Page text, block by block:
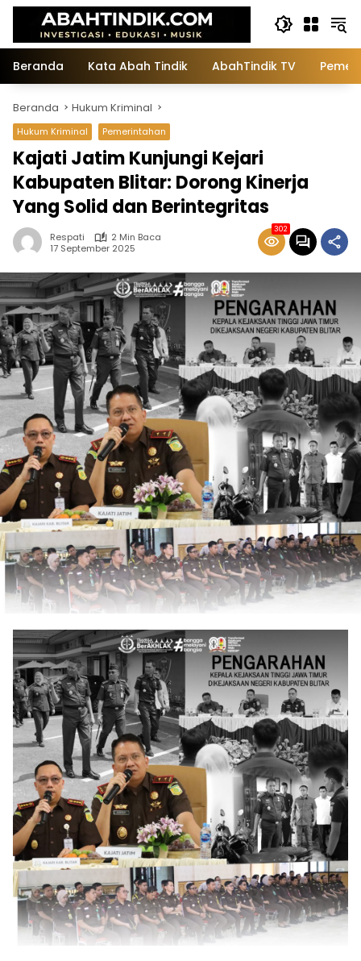
Langsung
konten
Beranda
Kata Abah Tindik AbahTindik TV
Beranda Hukum Kriminal
Hukum Kriminal Pemerintahan
Kajati Jatim Kunjungi Kejari
Kabupaten Blitar: Dorong Kinerja
Yang Solid dan Berintegritas
Respati
2 Min Baca
17 September 2025
302